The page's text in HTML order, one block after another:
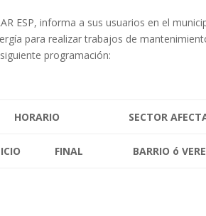
ESP, informa a sus usuarios en el
para realizar trabajos de
programación:
HORARIO
SECTOR
FINAL BARRIO ó